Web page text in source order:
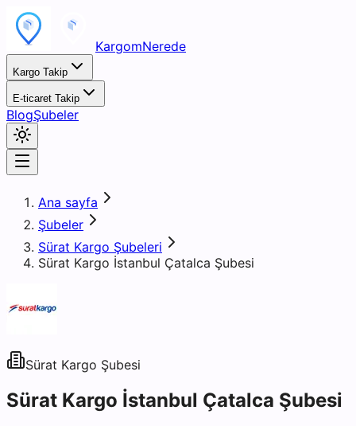
KargomNerede
Kargo Takip
E-ticaret Takip
BlogŞubeler
Ana sayfa
Şubeler
Sürat Kargo Şubeleri
Sürat Kargo İstanbul Çatalca Şubesi
Sürat Kargo Şubesi
Sürat Kargo İstanbul Çatalca Şubesi